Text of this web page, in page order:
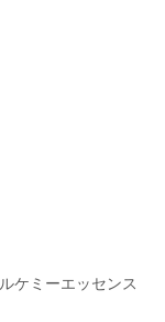
ケミーエッセンス